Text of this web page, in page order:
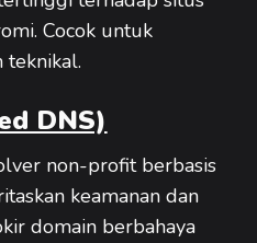
Cocok untuk
teknikal.
DNS)
non-profit berbasis
keamanan dan
domain berbahaya